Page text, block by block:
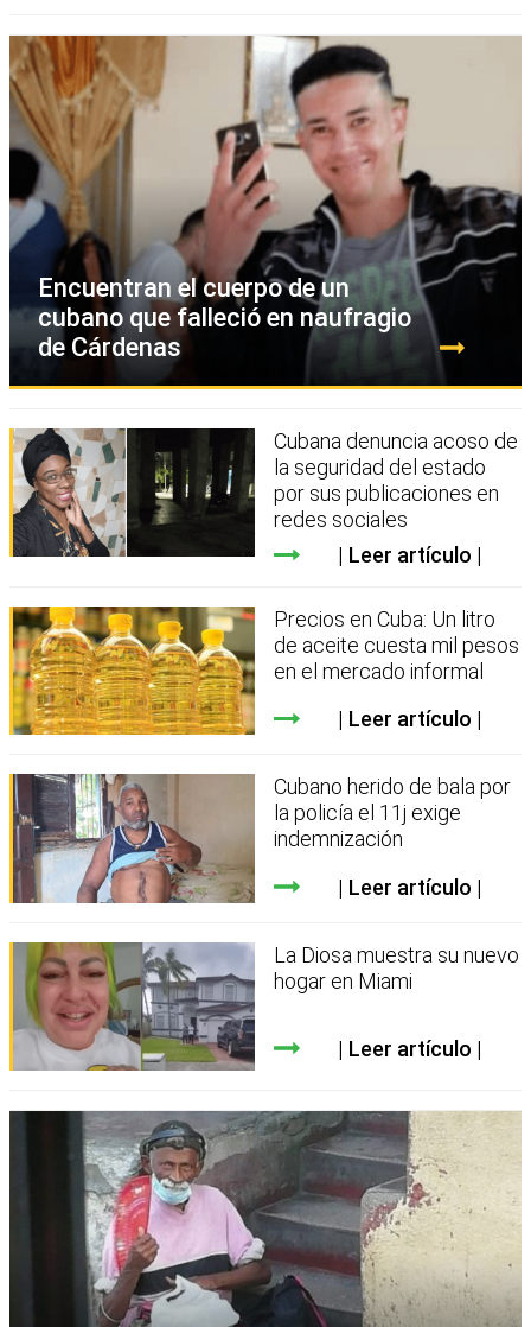
Encuentran el cuerpo de un
cubano que falleció en naufragio
de Cárdenas
Cubana denuncia acoso de
la seguridad del estado
por sus publicaciones en
redes sociales
Leer artículo
Precios en Cuba: Un litro
de aceite cuesta mil pesos
en el mercado informal
Leer artículo
Cubano herido de bala por
la policía el 11j exige
indemnización
Leer artículo
La Diosa muestra su nuevo
hogar en Miami
Leer artículo